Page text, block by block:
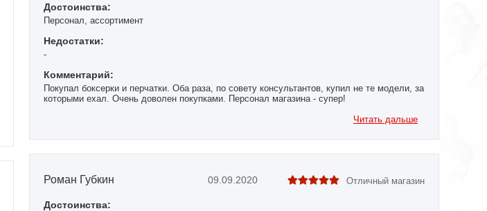
Достоинства:
Персонал, ассортимент
Недостатки:
-
Комментарий:
Покупал боксерки и перчатки. Оба раза, по совету консультантов, купил не те модели, за
которыми ехал. Очень доволен покупками. Персонал магазина - супер!
Читать дальше
Роман Губкин 09.09.2020 Отличный магазин
Достоинства: